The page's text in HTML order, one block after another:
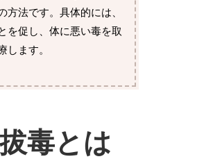
方法です。具体的には、
を促し、体に悪い毒を取
します。
毒とは